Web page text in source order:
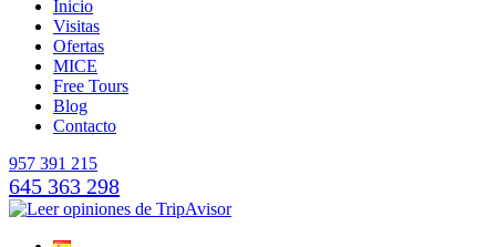
Inicio
Visitas
Ofertas
MICE
Free Tours
Blog
Contacto
957 391 215
645 363 298